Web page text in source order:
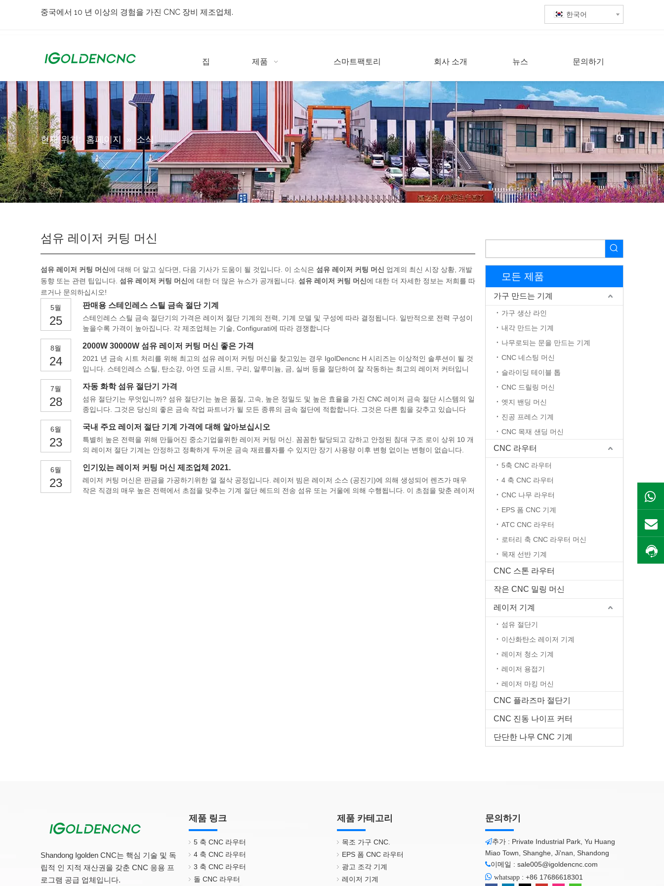
중국에서 10 년 이상의 경험을 가진 CNC 장비 제조업체. 한국어
집 제품 스마트팩토리 회사 소개 뉴스 문의하기
현재 위치: 홈페이지 » 소식
섬유 레이저 커팅 머신
섬유 레이저 커팅 머신 에 대해 더 알고 싶다면, 다음 기사가 도움이 될 것입니다. 이 소식은 섬유 레이저 커팅 머신
업계의 최신 시장 상황, 개발
동향 또는 관련 팁입니다. 섬유 레이저 커팅 머신 에 대한 더 많은 뉴스가 공개됩니다. 섬유 레이저 커팅 머신 에 대한 더 자세한 정보는 저희를 따
르거나 문의하십시오!
5월
25
판매용 스테인레스 스틸 금속 절단 기계
스테인레스 스틸 금속 절단기의 가격은 레이저 절단 기계의 전력, 기계 모델 및 구성에 따라 결정됩니다. 일반적으로 전력 구성이
높을수록 가격이 높아집니다. 각 제조업체는 기술, Configurati에 따라 경쟁합니다
8월
24
2000W 30000W 섬유 레이저 커팅 머신 좋은 가격
2021 년 금속 시트 처리를 위해 최고의 섬유 레이저 커팅 머신을 찾고있는 경우 IgolDencnc H 시리즈는 이상적인 솔루션이 될 것
입니다. 스테인레스 스틸, 탄소강, 아연 도금 시트, 구리, 알루미늄, 금, 실버 등을 절단하여 잘 작동하는 최고의 레이저 커터입니
7월
28
자동 화학 섬유 절단기 가격
섬유 절단기는 무엇입니까? 섬유 절단기는 높은 품질, 고속, 높은 정밀도 및 높은 효율을 가진 CNC 레이저 금속 절단 시스템의 일
종입니다. 그것은 당신의 좋은 금속 작업 파트너가 될 모든 종류의 금속 절단에 적합합니다. 그것은 다른 힘을 갖추고 있습니다
6월
23
국내 주요 레이저 절단 기계 가격에 대해 알아보십시오
특별히 높은 전력을 위해 만들어진 중소기업을위한 레이저 커팅 머신. 꼼꼼한 탈당되고 강하고 안정된 침대 구조 로이 상위 10 개
의 레이저 절단 기계는 안정하고 정확하게 두꺼운 금속 재료를자를 수 있지만 장기 사용량 이후 변형 없이는 변형이 없습니다.
6월
23
인기있는 레이저 커팅 머신 제조업체 2021.
레이저 커팅 머신은 판금을 가공하기위한 열 절삭 공정입니다. 레이저 빔은 레이저 소스 (공진기)에 의해 생성되어 렌즈가 매우
작은 직경의 매우 높은 전력에서 초점을 맞추는 기계 절단 헤드의 전송 섬유 또는 거울에 의해 수행됩니다. 이 초점을 맞춘 레이저
모든 제품
가구 만드는 기계
가구 생산 라인
내각 만드는 기계
나무로되는 문을 만드는 기계
CNC 네스팅 머신
슬라이딩 테이블 톱
CNC 드릴링 머신
엣지 밴딩 머신
진공 프레스 기계
CNC 목재 샌딩 머신
CNC 라우터
5축 CNC 라우터
4 축 CNC 라우터
CNC 나무 라우터
EPS 폼 CNC 기계
ATC CNC 라우터
로터리 축 CNC 라우터 머신
목재 선반 기계
CNC 스톤 라우터
작은 CNC 밀링 머신
레이저 기계
섬유 절단기
이산화탄소 레이저 기계
레이저 청소 기계
레이저 용접기
레이저 마킹 머신
CNC 플라즈마 절단기
CNC 진동 나이프 커터
단단한 나무 CNC 기계
Shandong Igolden CNC는 핵심 기술 및 독
립적 인 지적 재산권을 갖춘 CNC 응용 프
로그램 공급 업체입니다.
제품 링크
5 축 CNC 라우터
4 축 CNC 라우터
3 축 CNC 라우터
돌 CNC 라우터
제품 카테고리
목조 가구 CNC.
EPS 폼 CNC 라우터
광고 조각 기계
레이저 기계
문의하기
추가 : Private Industrial Park, Yu Huang
Miao Town, Shanghe, Ji'nan, Shandong
이메일 : sale005@igoldencnc.com
 whatsapp : +86 17686618301